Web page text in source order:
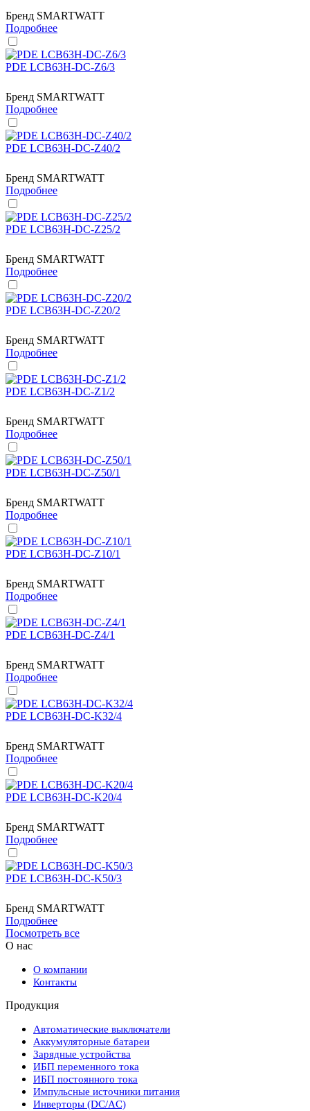
Бренд SMARTWATT
Подробнее
PDE LCB63H-DC-Z6/3
Бренд SMARTWATT
Подробнее
PDE LCB63H-DC-Z40/2
Бренд SMARTWATT
Подробнее
PDE LCB63H-DC-Z25/2
Бренд SMARTWATT
Подробнее
PDE LCB63H-DC-Z20/2
Бренд SMARTWATT
Подробнее
PDE LCB63H-DC-Z1/2
Бренд SMARTWATT
Подробнее
PDE LCB63H-DC-Z50/1
Бренд SMARTWATT
Подробнее
PDE LCB63H-DC-Z10/1
Бренд SMARTWATT
Подробнее
PDE LCB63H-DC-Z4/1
Бренд SMARTWATT
Подробнее
PDE LCB63H-DC-K32/4
Бренд SMARTWATT
Подробнее
PDE LCB63H-DC-K20/4
Бренд SMARTWATT
Подробнее
PDE LCB63H-DC-K50/3
Бренд SMARTWATT
Подробнее
Посмотреть все
О нас
О компании
Контакты
Продукция
Автоматические выключатели
Аккумуляторные батареи
Зарядные устройства
ИБП переменного тока
ИБП постоянного тока
Импульсные источники питания
Инверторы (DC/AC)